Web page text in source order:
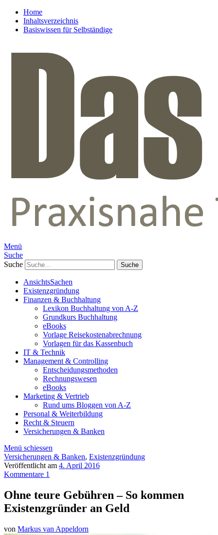
Home
Inhaltsverzeichnis
Basiswissen für Selbständige
Menü
Suche
Suche
AnsichtsSachen
Existenzgründung
Finanzen & Buchhaltung
Lexikon Buchhaltung von A-Z
Grundkurs Buchhaltung
eBooks
Vorlage Reisekostenabrechnung
Vorlagen für das Kassenbuch
IT & Technik
Management & Controlling
Entscheidungsmethoden
Rechnungswesen
eBooks
Marketing & Vertrieb
Rund ums Bloggen von A-Z
Personal & Weiterbildung
Recht & Steuern
Versicherungen & Banken
Menü schiessen
Versicherungen & Banken, Existenzgründung
Veröffentlicht am 4. April 2016
Kommentare 1
Ohne teure Gebühren – So kommen
Existenzgründer an Geld
von Markus van Appeldorn